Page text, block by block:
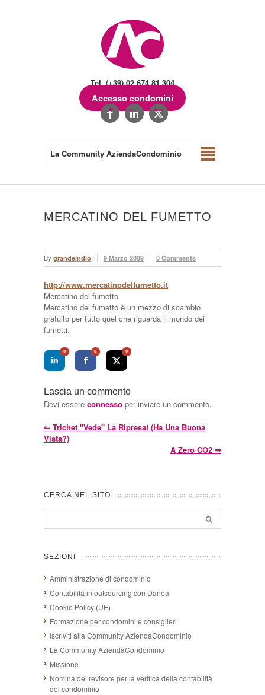
Tel. (+39) 02.674.81.304
Accesso condomini
La Community AziendaCondominio
MERCATINO DEL FUMETTO
By grandeindio 9 Marzo 2009 0 Comments
http://www.mercatinodelfumetto.it
Mercatino del fumetto
Mercatino del fumetto è un mezzo di scambio
gratuito per tutto quel che riguarda il mondo dei
fumetti.
0 0 0
Lascia un commento
Devi essere connesso per inviare un commento.
⇐ Trichet "vede" La Ripresa! (Ha Una Buona
Vista?)
A Zero CO2 ⇒
CERCA NEL SITO
SEZIONI
Amministrazione di condominio
Contabilità in outsourcing con Danea
Cookie Policy (UE)
Formazione per condomini e consiglieri
Iscriviti alla Community AziendaCondominio
La Community AziendaCondominio
Missione
Nomina del revisore per la verifica della contabilità
del condominio